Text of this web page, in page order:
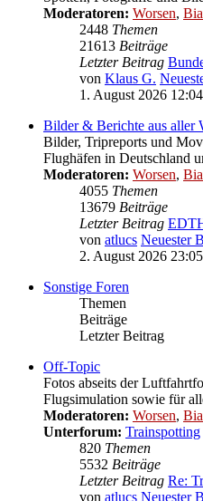
Moderatoren: Worsen,
2448 Themen
21613 Beiträge
Letzter Beitrag
von Klaus G.
1. August 2026 12:04
Bilder & Berichte aus aller
Bilder, Tripreports und
Flughäfen in Deutschland
Moderatoren: Worsen,
4055 Themen
13679 Beiträge
Letzter Beitrag
von atlucs Neuester
2. August 2026 23:05
Sonstige Foren
Themen
Beiträge
Letzter Beitrag
Off-Topic
Fotos abseits der
Flugsimulation sowie für
Moderatoren: Worsen,
Unterforum: Trainspotting
820 Themen
5532 Beiträge
Letzter Beitrag Re:
von atlucs Neuester